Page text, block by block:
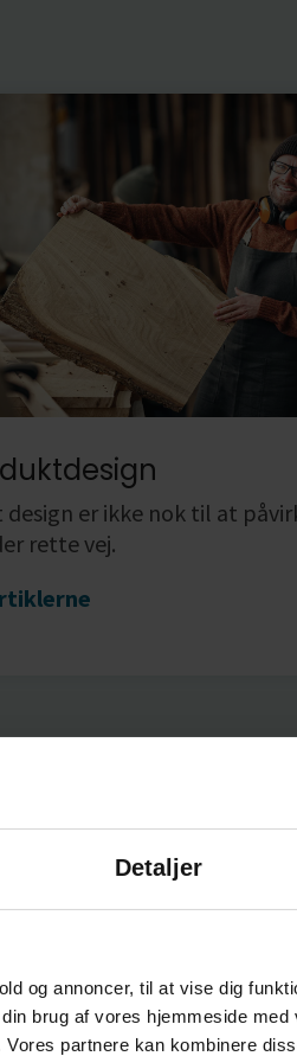
Detaljer
og annoncer, til at vise dig
brug af vores hjemmeside
partnere kan kombinere
design er ikke nok til at
rette vej.